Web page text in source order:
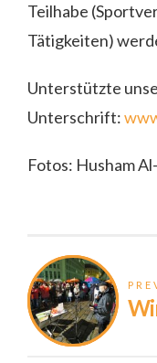
Teilhabe
Tätigkeiten)
Unterstützte
Unterschrift:
Fotos: Husham